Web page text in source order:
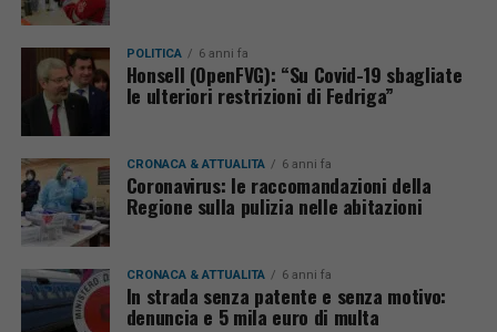
POLITICA 6 anni fa
Honsell (OpenFVG): “Su Covid-19 sbagliate
le ulteriori restrizioni di Fedriga”
CRONACA & ATTUALITÀ 6 anni fa
Coronavirus: le raccomandazioni della
Regione sulla pulizia nelle abitazioni
CRONACA & ATTUALITÀ 6 anni fa
In strada senza patente e senza motivo:
denuncia e 5 mila euro di multa